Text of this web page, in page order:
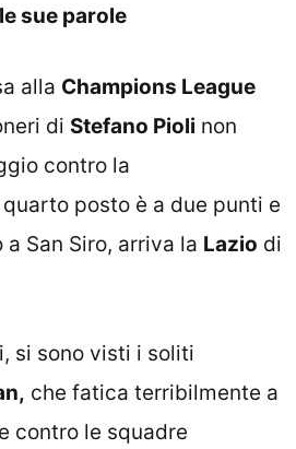
sue parole
alla Champions League
di Stefano Pioli non
contro la
quarto posto è a due punti e
San Siro, arriva la Lazio di
si sono visti i soliti
che fatica terribilmente a
contro le squadre